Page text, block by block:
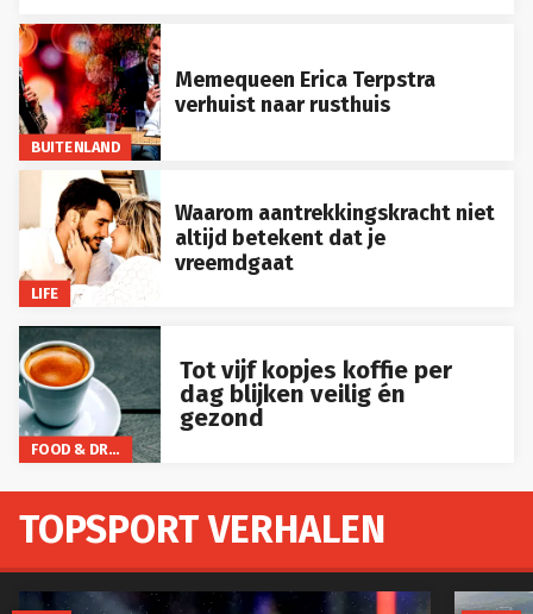
BUITENLAND
Memequeen Erica Terpstra
verhuist naar rusthuis
LIFE
Waarom aantrekkingskracht niet
altijd betekent dat je
vreemdgaat
FOOD & DRINKS
Tot vijf kopjes koffie per
dag blijken veilig én
gezond
TOPSPORT VERHALEN